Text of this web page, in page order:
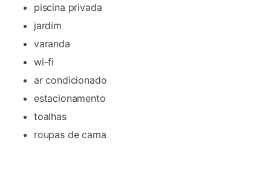
piscina privada
jardim
varanda
wi-fi
ar condicionado
estacionamento
toalhas
roupas de cama